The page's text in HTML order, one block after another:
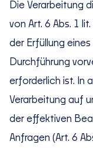
Die Verarbeitung
von Art. 6 Abs. 1
der Erfüllung
Durchführung
erforderlich ist. In
Verarbeitung auf
der effektiven
Anfragen (Art. 6